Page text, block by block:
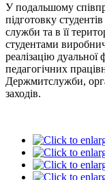
У подальшому
підготовку
служби та в її
студентами
реалізацію
педагогічних
Держмитслужби,
заходів.